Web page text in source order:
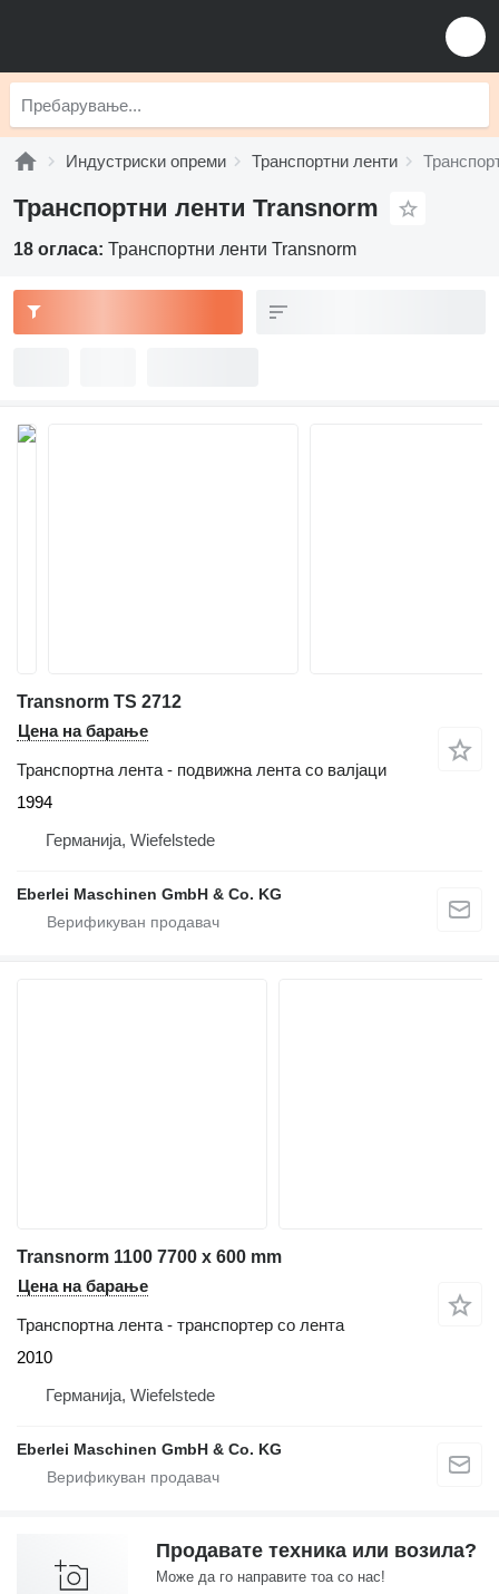
Индустриски опреми Транспортни ленти
Транспортни ленти Transnorm
18 огласа: Транспортни ленти Transnorm
Transnorm TS 2712
Цена на барање
Транспортна лента - подвижна лента со валјаци
1994
Германија, Wiefelstede
Eberlei Maschinen GmbH & Co. KG
Transnorm 1100 7700 x 600 mm
Цена на барање
Транспортна лента - транспортер со лента
2010
Германија, Wiefelstede
Eberlei Maschinen GmbH & Co. KG
Продавате техника или возила?
Може да го направите тоа со нас!